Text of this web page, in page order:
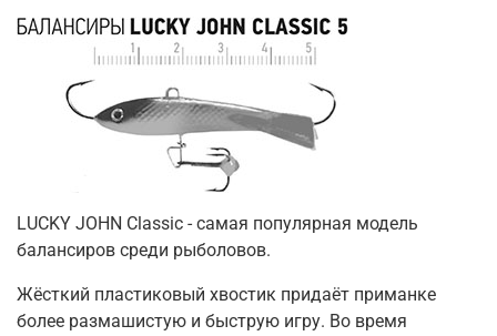
LUCKY JOHN Classic - самая популярная модель
балансиров среди рыболовов.
Жёсткий пластиковый хвостик придаёт приманке
более размашистую и быструю игру. Во время